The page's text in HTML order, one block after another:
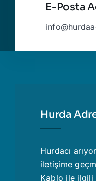
E-Posta
Hurda
Hurdacı
iletişime
Kablo ile